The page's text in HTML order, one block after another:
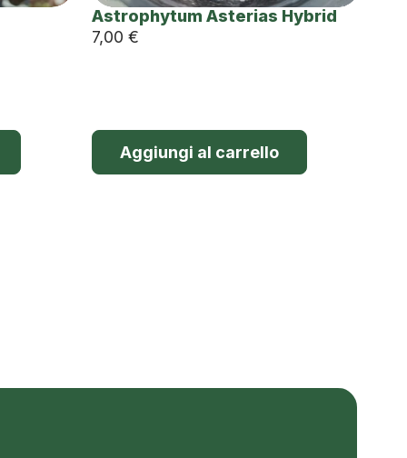
Astrophytum Asterias Hybrid
7,00 €
Aggiungi al carrello